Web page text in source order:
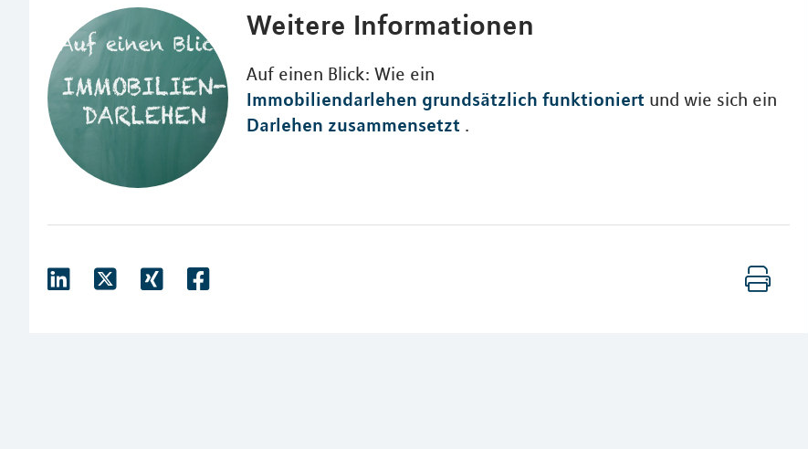
Weitere Informationen
Auf einen Blick: Wie ein
Immobiliendarlehen grundsätzlich funktioniert und wie sich ein
Darlehen zusammensetzt .